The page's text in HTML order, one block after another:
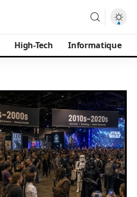
High-Tech Informatique